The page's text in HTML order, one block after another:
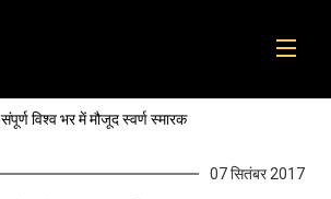
संपूर्ण विश्व भर में मौजूद स्वर्ण स्मारक
07 सितंबर 2017